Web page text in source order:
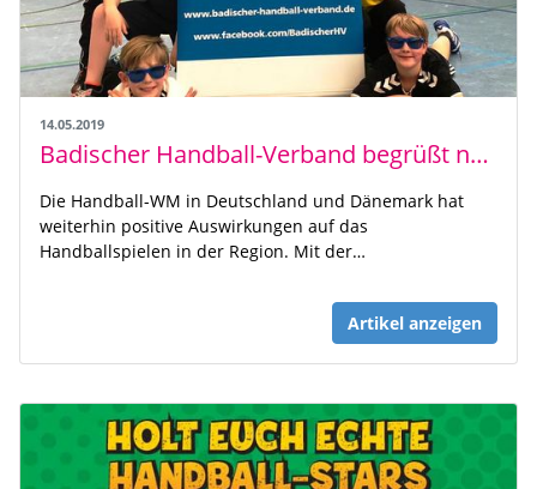
14.05.2019
Badischer Handball-Verband begrüßt neuen Verein - TV 1900 Oberhausen e.V.
Die Handball-WM in Deutschland und Dänemark hat
weiterhin positive Auswirkungen auf das
Handballspielen in der Region. Mit der…
Artikel anzeigen